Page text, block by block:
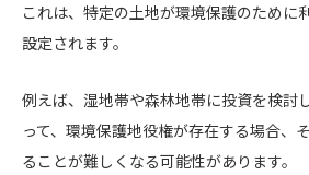
これは、特定の土地が環境保護のために
設定されます。
例えば、湿地帯や森林地帯に投資を検討
って、環境保護地役権が存在する場合、
ることが難しくなる可能性があります。